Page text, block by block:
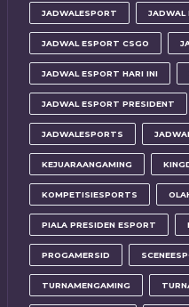
JADWALESPORT JADWAL
JADWAL ESPORT CSGO
JADWAL ESPORT HARI INI
JADWAL ESPORT PRESIDENT
JADWALESPORTS
KEJUARAANGAMING
KOMPETISIESPORTS
PIALA PRESIDEN ESPORT
PROGAMERSID
TURNAMENGAMING